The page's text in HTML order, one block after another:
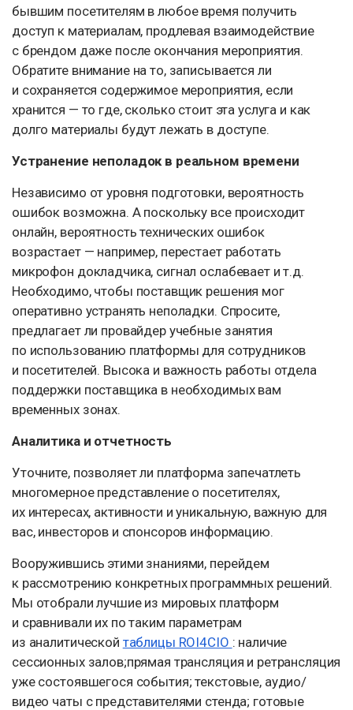
бывшим посетителям в любое время получить
доступ к материалам, продлевая взаимодействие
с брендом даже после окончания мероприятия.
Обратите внимание на то, записывается ли
и сохраняется содержимое мероприятия, если
хранится — то где, сколько стоит эта услуга и как
долго материалы будут лежать в доступе.
Устранение неполадок в реальном времени
Независимо от уровня подготовки, вероятность
ошибок возможна. А поскольку все происходит
онлайн, вероятность технических ошибок
возрастает — например, перестает работать
микрофон докладчика, сигнал ослабевает и т.д.
Необходимо, чтобы поставщик решения мог
оперативно устранять неполадки. Спросите,
предлагает ли провайдер учебные занятия
по использованию платформы для сотрудников
и посетителей. Высока и важность работы отдела
поддержки поставщика в необходимых вам
временных зонах.
Аналитика и отчетность
Уточните, позволяет ли платформа запечатлеть
многомерное представление о посетителях,
их интересах, активности и уникальную, важную для
вас, инвесторов и спонсоров информацию.
Вооружившись этими знаниями, перейдем
к рассмотрению конкретных программных решений.
Мы отобрали лучшие из мировых платформ
и сравнивали их по таким параметрам
из аналитической таблицы ROI4CIO : наличие
сессионных залов;прямая трансляция и ретрансляция
уже состоявшегося события; текстовые, аудио/
видео чаты с представителями стенда; готовые